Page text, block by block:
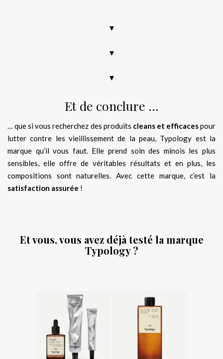
▼
▼
▼
Et de conclure …
… que si vous recherchez des produits cleans et efficacespour
lutter contre les vieillissement de la peau, Typology est la
marque qu’il vous faut. Elle prend soin des minois les plus
sensibles, elle offre de véritables résultats et en plus, les
compositions sont naturelles. Avec cette marque, c’est la
satisfaction assurée !
Et vous, vous avez déjà testé la marque
Typology ?